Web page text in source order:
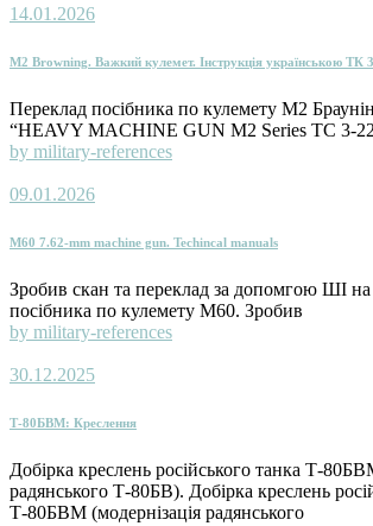
14.01.2026
M2 Browning. Важкий кулемет. Інструкція українською ТК
Переклад посібника по кулемету М2
“HEAVY MACHINE GUN M2 Series TC 3-
by military-references
09.01.2026
M60 7.62-mm machine gun. Techincal manuals
Зробив скан та переклад за допомгою ШІ на
посібника по кулемету M60. Зробив
by military-references
30.12.2025
Т-80БВМ: Креслення
Добірка креслень російського танка Т-
радянського Т-80БВ). Добірка креслень
Т-80БВМ (модернізація радянського